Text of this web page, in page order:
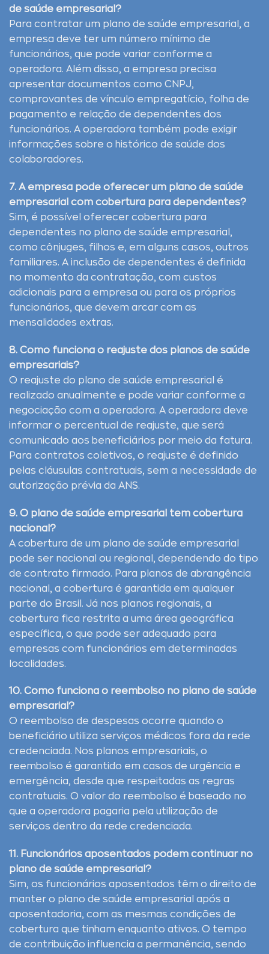
de saúde empresarial?
Para contratar um plano de saúde empresarial, a
empresa deve ter um número mínimo de
funcionários, que pode variar conforme a
operadora. Além disso, a empresa precisa
apresentar documentos como CNPJ,
comprovantes de vínculo empregatício, folha de
pagamento e relação de dependentes dos
funcionários. A operadora também pode exigir
informações sobre o histórico de saúde dos
colaboradores.
7. A empresa pode oferecer um plano de saúde
empresarial com cobertura para dependentes?
Sim, é possível oferecer cobertura para
dependentes no plano de saúde empresarial,
como cônjuges, filhos e, em alguns casos, outros
familiares. A inclusão de dependentes é definida
no momento da contratação, com custos
adicionais para a empresa ou para os próprios
funcionários, que devem arcar com as
mensalidades extras.
8. Como funciona o reajuste dos planos de saúde
empresariais?
O reajuste do plano de saúde empresarial é
realizado anualmente e pode variar conforme a
negociação com a operadora. A operadora deve
informar o percentual de reajuste, que será
comunicado aos beneficiários por meio da fatura.
Para contratos coletivos, o reajuste é definido
pelas cláusulas contratuais, sem a necessidade de
autorização prévia da ANS.
9. O plano de saúde empresarial tem cobertura
nacional?
A cobertura de um plano de saúde empresarial
pode ser nacional ou regional, dependendo do tipo
de contrato firmado. Para planos de abrangência
nacional, a cobertura é garantida em qualquer
parte do Brasil. Já nos planos regionais, a
cobertura fica restrita a uma área geográfica
específica, o que pode ser adequado para
empresas com funcionários em determinadas
localidades.
10. Como funciona o reembolso no plano de saúde
empresarial?
O reembolso de despesas ocorre quando o
beneficiário utiliza serviços médicos fora da rede
credenciada. Nos planos empresariais, o
reembolso é garantido em casos de urgência e
emergência, desde que respeitadas as regras
contratuais. O valor do reembolso é baseado no
que a operadora pagaria pela utilização de
serviços dentro da rede credenciada.
11. Funcionários aposentados podem continuar no
plano de saúde empresarial?
Sim, os funcionários aposentados têm o direito de
manter o plano de saúde empresarial após a
aposentadoria, com as mesmas condições de
cobertura que tinham enquanto ativos. O tempo
de contribuição influencia a permanência, sendo